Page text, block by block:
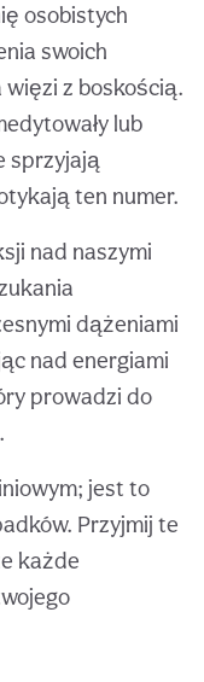
osobistych
swoich
więzi z boskością.
lub
sprzyjają
ten numer.
nad naszymi
dążeniami
nad energiami
prowadzi do
jest to
Przyjmij te
każde